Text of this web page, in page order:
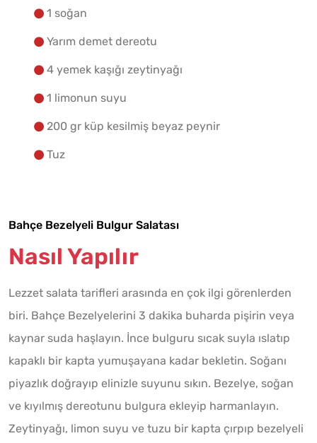
1 soğan
Yarım demet dereotu
4 yemek kaşığı zeytinyağı
1 limonun suyu
200 gr küp kesilmiş beyaz peynir
Tuz
Bahçe Bezelyeli Bulgur Salatası
Nasıl Yapılır
Lezzet salata tarifleri arasında en çok ilgi görenlerden
biri. Bahçe Bezelyelerini 3 dakika buharda pişirin veya
kaynar suda haşlayın. İnce bulguru sıcak suyla ıslatıp
kapaklı bir kapta yumuşayana kadar bekletin. Soğanı
piyazlık doğrayıp elinizle suyunu sıkın. Bezelye, soğan
ve kıyılmış dereotunu bulgura ekleyip harmanlayın.
Zeytinyağı, limon suyu ve tuzu bir kapta çırpıp bezelyeli